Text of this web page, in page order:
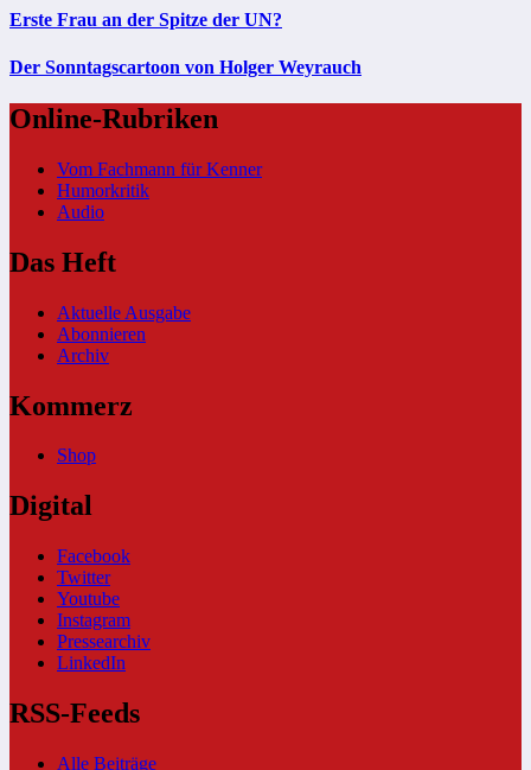
Erste Frau an der Spitze der UN?
Der Sonntagscartoon von Holger Weyrauch
Online-Rubriken
Vom Fachmann für Kenner
Humorkritik
Audio
Das Heft
Aktuelle Ausgabe
Abonnieren
Archiv
Kommerz
Shop
Digital
Facebook
Twitter
Youtube
Instagram
Pressearchiv
LinkedIn
RSS-Feeds
Alle Beiträge